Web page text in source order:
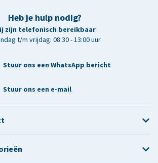
Heb je hulp nodig?
zijn telefonisch bereikbaar
t/m vrijdag: 08:30 - 13:00 uur
Stuur ons een WhatsApp bericht
Stuur ons een e-mail